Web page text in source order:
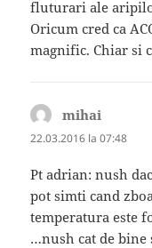
fluturari ale
Oricum cred ca
magnific. Chiar si
mihai
22.03.2016 la 07:48
Pt adrian: nush
pot simti cand
temperatura este
…nush cat de bine